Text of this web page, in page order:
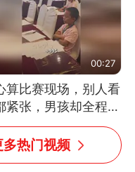
00:27
算比赛现场，别人看
紧张，男孩却全程气
闲、从容作答，最终
冠军。网友：这淡定
子，一看就是有实
热门视频